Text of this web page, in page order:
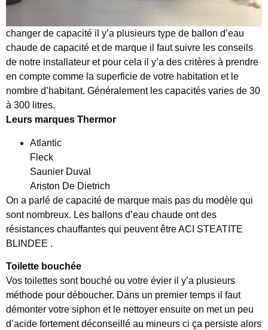
changer de capacité il y’a plusieurs type de ballon d’eau
chaude de capacité et de marque il faut suivre les conseils
de notre installateur et pour cela il y’a des critères à prendre
en compte comme la superficie de votre habitation et le
nombre d’habitant. Généralement les capacités varies de 30
à 300 litres.
Leurs marques Thermor
Atlantic
Fleck
Saunier Duval
Ariston De Dietrich
On a parlé de capacité de marque mais pas du modèle qui
sont nombreux. Les ballons d’eau chaude ont des
résistances chauffantes qui peuvent être ACI STEATITE
BLINDEE .
Toilette bouchée
Vos toilettes sont bouché ou votre évier il y’a plusieurs
méthode pour déboucher. Dans un premier temps il faut
démonter votre siphon et le nettoyer ensuite on met un peu
d’acide fortement déconseillé au mineurs ci ça persiste alors